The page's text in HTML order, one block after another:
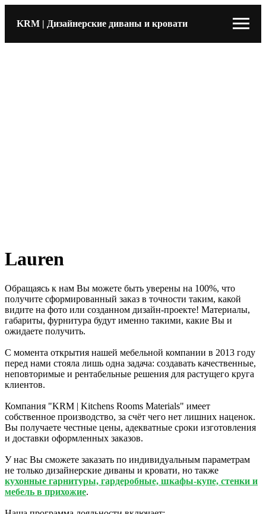
KRM | Дизайнерские диваны и кровати
Lauren
Обращаясь к нам Вы можете быть уверены на 100%, что
получите сформированный заказ в точности таким, какой
видите на фото или созданном дизайн-проекте! Материалы,
габариты, фурнитура будут именно такими, какие Вы и
ожидаете получить.
С момента открытия нашей мебельной компании в 2013 году
перед нами стояла лишь одна задача: создавать качественные,
неповторимые и рентабельные решения для растущего круга
клиентов.
Компания "KRM | Kitchens Rooms Materials" имеет
собственное производство, за счёт чего нет лишних наценок.
Вы получаете честные цены, адекватные сроки изготовления
и доставки оформленных заказов.
У нас Вы сможете заказать по индивидуальным параметрам
не только дизайнерские диваны и кровати, но также
кухонные гарнитуры, гардеробные, шкафы-купе, стенки и
мебель в прихожие.